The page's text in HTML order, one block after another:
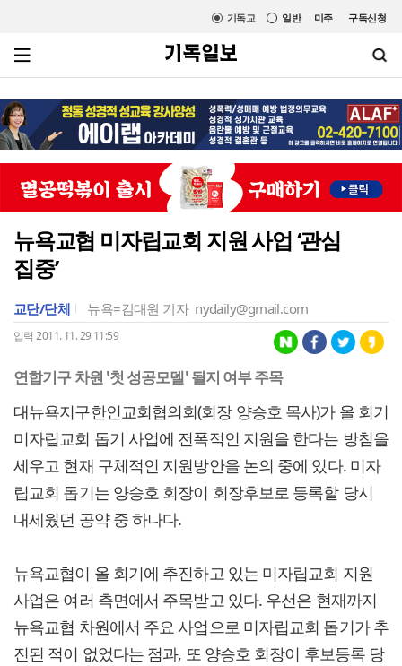
미주 구독신청
일반
기독교
뉴욕교협 미자립교회 지원 사업 ‘관심
집중’
교단/단체 뉴욕=김대원 기자 nydaily@gmail.com
입력 2011. 11. 29 11:59
연합기구 차원 '첫 성공모델' 될지 여부 주목
대뉴욕지구한인교회협의회(회장 양승호 목사)가 올 회기
미자립교회 돕기 사업에 전폭적인 지원을 한다는 방침을
세우고 현재 구체적인 지원방안을 논의 중에 있다. 미자
립교회 돕기는 양승호 회장이 회장후보로 등록할 당시
내세웠던 공약 중 하나다.
뉴욕교협이 올 회기에 추진하고 있는 미자립교회 지원
사업은 여러 측면에서 주목받고 있다. 우선은 현재까지
뉴욕교협 차원에서 주요 사업으로 미자립교회 돕기가 추
진된 적이 없었다는 점과, 또 양승호 회장이 후보등록 당